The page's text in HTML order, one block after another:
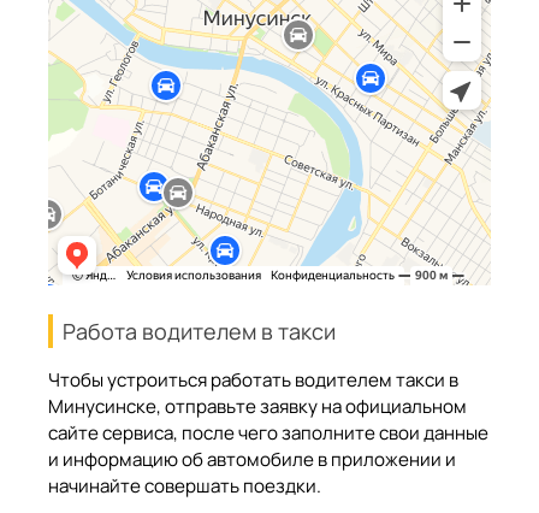
Работа водителем в такси
Чтобы устроиться работать водителем такси в
Минусинске, отправьте заявку на официальном
сайте сервиса, после чего заполните свои данные
и информацию об автомобиле в приложении и
начинайте совершать поездки.